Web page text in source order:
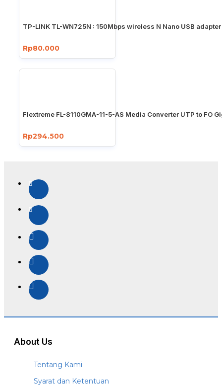
TP-LINK TL-WN725N : 150Mbps wireless N Nano USB adapter
Rp80.000
Flextreme FL-8110GMA-11-5-AS Media Converter UTP to FO
Rp294.500
About Us
Tentang Kami
Syarat dan Ketentuan